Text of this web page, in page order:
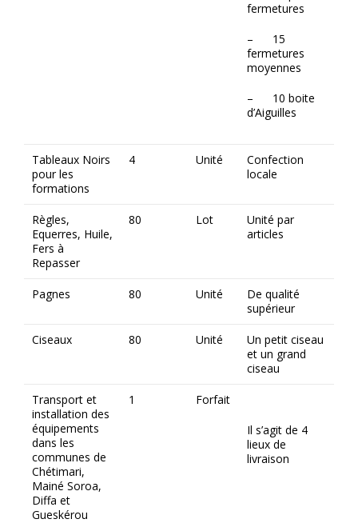
fermetures
– 15
fermetures
moyennes
– 10 boite
d’Aiguilles
Tableaux Noirs
pour les
formations
4 Unité
Confection
locale
Règles,
Equerres, Huile,
Fers à
Repasser
80 Lot
Unité par
articles
Pagnes 80 Unité
De qualité
supérieur
Ciseaux 80 Unité
Un petit ciseau
et un grand
ciseau
Transport et
installation des
équipements
dans les
communes de
Chétimari,
Mainé Soroa,
Diffa et
Gueskérou
1
Forfait
Il s’agit de 4
lieux de
livraison